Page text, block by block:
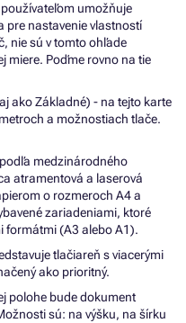
umožňuje
nastavenie vlastností
nie sú v tomto ohľade
miere. Poďme rovno na tie
ako Základné) - na tejto karte
a možnostiach tlače.
medzinárodného
atramentová a laserová
o rozmeroch A4 a
zariadeniami, ktoré
formátmi (A3 alebo A1).
tlačiareň s viacerými
ako prioritný.
polohe bude dokument
sú: na výšku, na šírku